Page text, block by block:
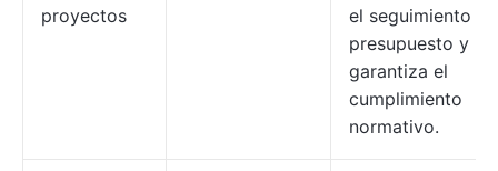
proyectos
el seguimiento
presupuesto y
garantiza el
cumplimiento
normativo.